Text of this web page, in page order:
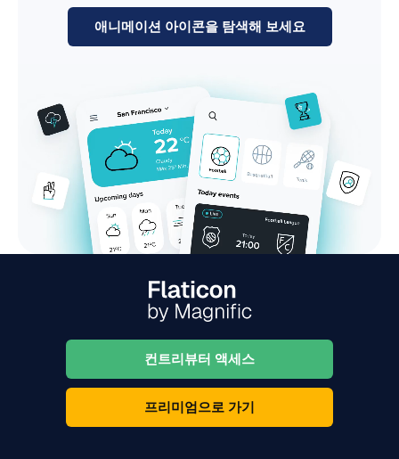
애니메이션 아이콘을 탐색해 보세요
컨트리뷰터 액세스
프리미엄으로 가기